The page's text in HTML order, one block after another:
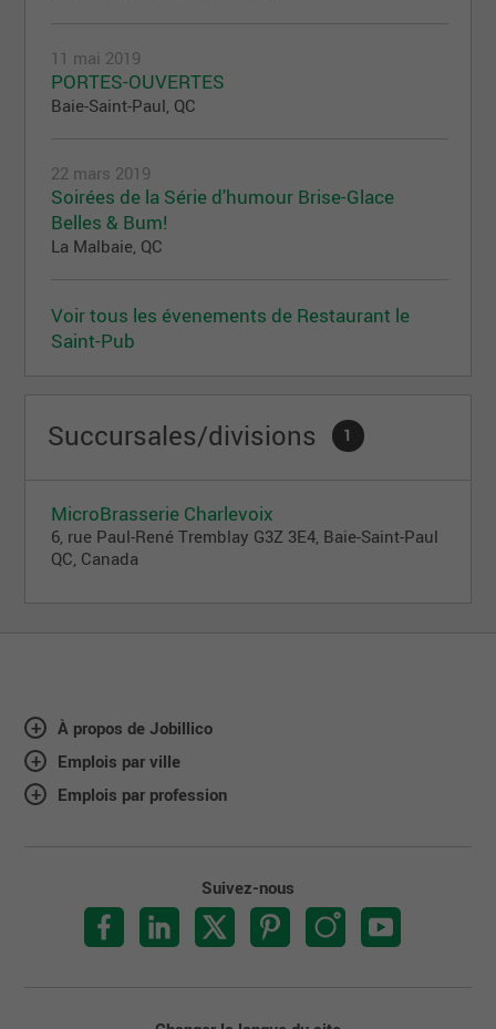
11 mai 2019
PORTES-OUVERTES
Baie-Saint-Paul, QC
22 mars 2019
Soirées de la Série d'humour Brise-Glace
Belles & Bum!
La Malbaie, QC
Voir tous les évenements de Restaurant le
Saint-Pub
Succursales/divisions 1
MicroBrasserie Charlevoix
6, rue Paul-René Tremblay G3Z 3E4, Baie-Saint-Paul
QC, Canada
À propos de Jobillico
Emplois par ville
Emplois par profession
Suivez-nous